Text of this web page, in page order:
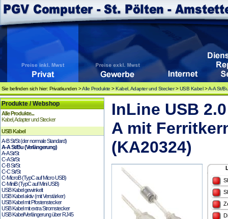
Sie befinden sich hier: Privatkunden >Alle Produkte >Kabel, Adapter und Stecker>USB Kabel>A-A St/
Produkte / Webshop
Alle Produkte...
Kabel, Adapter und Stecker
USB Kabel
A-B St/St (der normale Standard)
A-A St/Bu (Verlängerung)
A-A St/St
C-A St/St
C-B St/St
C-C St/St
C-MicroB (TypC auf Micro USB)
C-MiniB (TypC auf Mini USB)
USB Kabel gewinkelt
USB Kabel aktiv (mit Verstärker)
USB Kabel mit Pfostenstecker
USB Kabel mit extra Stromstecker
USB Kabel/Verlängerung über RJ45
InLine USB
A mit
(KA20324)